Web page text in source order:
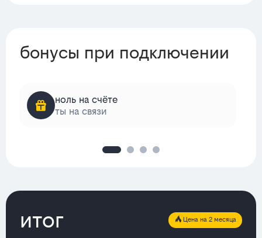
бонусы при подключении
ноль на счёте
ты на связи
итог Цена на 2 месяца